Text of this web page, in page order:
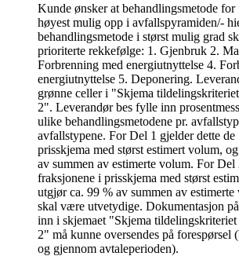
Kunde ønsker at behandlingsmetode
høyest mulig opp i avfallspyramiden/-
behandlingsmetode i størst mulig grad
prioriterte rekkefølge: 1. Gjenbruk 2.
Forbrenning med energiutnyttelse 4.
energiutnyttelse 5. Deponering.
grønne celler i "Skjema
2". Leverandør bes fylle inn
ulike behandlingsmetodene pr.
avfallstypene. For Del 1 gjelder dette de
prisskjema med størst estimert volum,
av summen av estimerte volum. For Del
fraksjonene i prisskjema med størst
utgjør ca. 99 % av summen av
skal være utvetydige. Dokumentasjon
inn i skjemaet "Skjema
2" må kunne oversendes på forespørsel
og gjennom avtaleperioden).